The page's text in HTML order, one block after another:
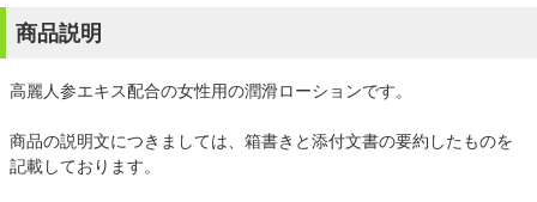
商品説明
高麗人参エキス配合の女性用の潤滑ローションです。
商品の説明文につきましては、箱書きと添付文書の要約したものを
記載しております。